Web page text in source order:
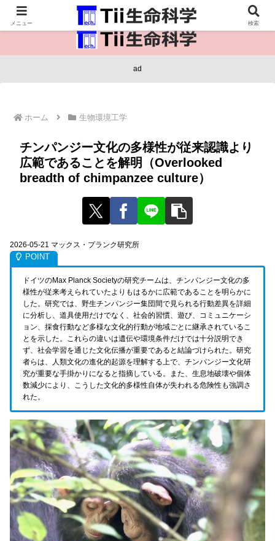
医療保健・生命・生物の情報インフラ。
ad
ホーム 生物環境工学
チンパンジー文化の多様性が従来認識より
広範であることを解明（Overlooked
breadth of chimpanzee culture）
2026-05-21 マックス・プランク研究所
ドイツのMax Planck Societyの研究チームは、チンパンジー文化の多
様性が従来考えられていたよりもはるかに広範であることを明らかに
した。研究では、野生チンパンジー集団間で見られる行動差異を詳細
に分析し、道具使用だけでなく、社会的習慣、遊び、コミュニケーシ
ョン、採食行動など多様な文化的行動が地域ごとに継承されているこ
とを示した。これらの違いは遺伝や環境条件だけでは十分説明でき
ず、社会学習を通じた文化伝播が重要であると結論づけられた。研究
者らは、人類文化の進化的起源を理解する上で、チンパンジー文化研
究が重要な手掛かりになると指摘している。また、生息地破壊や個体
数減少により、こうした文化的多様性自体が失われる危険性も強調さ
れた。
メニュー 検索